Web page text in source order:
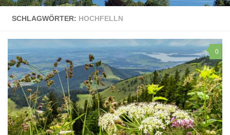
SCHLAGWÖRTER: HOCHFELLN
0